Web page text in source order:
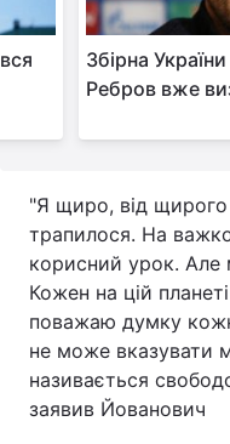
Тема оформлення
Збірна
Ребров вже
"Я щиро, від
трапилося. На
корисний урок.
Кожен на цій
поважаю думку
не може вказувати
називається
заявив Йованович